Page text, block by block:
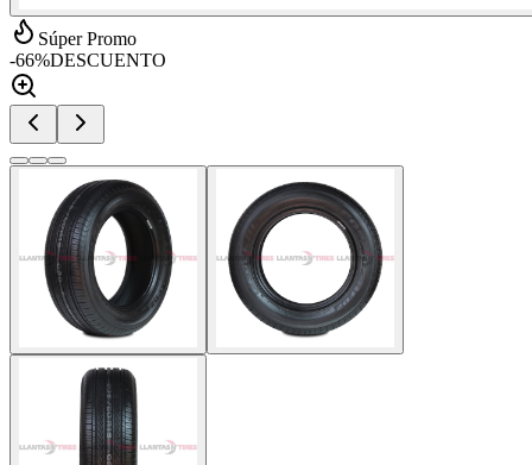
Súper Promo
-66%DESCUENTO